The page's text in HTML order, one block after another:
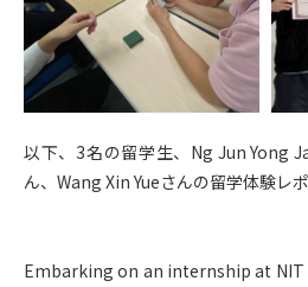
以下、3名の留学生、Ng Jun Yong
ん、Wang Xin Yueさんの留学体験レ
Embarking on an internship at NIT